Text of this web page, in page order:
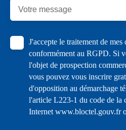
Votre message
J'accepte le traitement de mes
conformément au RGPD. Si
l'objet de prospection
vous pouvez vous inscrire
d'opposition au démarchage
l'article L223-1 du code de la
Internet www.bloctel.gouv.fr